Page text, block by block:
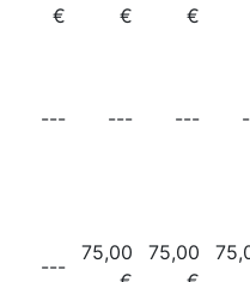
€
€
€
--- --- ---
---
75,00
75,00